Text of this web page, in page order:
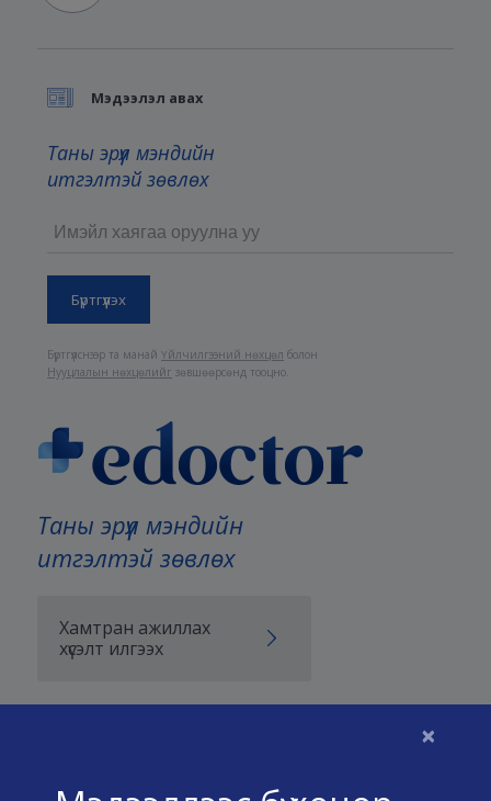
×
Таны эрүүл мэндийн
итгэлтэй зөвлөх
Хамтран ажиллах
хүсэлт илгээх
Мэдээлэл авах
Таны эрүүл мэндийн
итгэлтэй зөвлөх
Бүртгүүлснээр та манайҮйлчилгээний нөхцөл болон
Нууцлалын нөхцөлийг зөвшөөрсөнд тооцно.